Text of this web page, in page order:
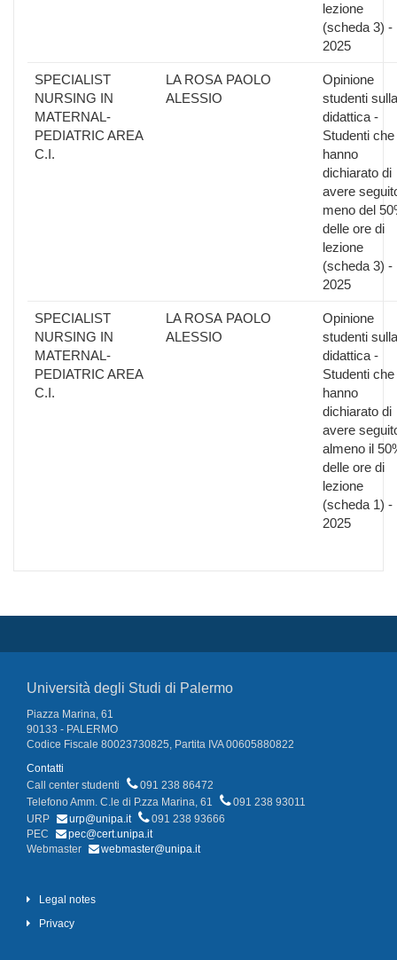
lezione
(scheda 3) -
2025
SPECIALIST
NURSING IN
MATERNAL-
PEDIATRIC AREA
C.I.
LA ROSA PAOLO
ALESSIO
Opinione
studenti sulla
didattica -
Studenti che
hanno
dichiarato di
avere
meno del
delle ore di
lezione
(scheda 3) -
2025
SPECIALIST
NURSING IN
MATERNAL-
PEDIATRIC AREA
C.I.
LA ROSA PAOLO
ALESSIO
Opinione
studenti sulla
didattica -
Studenti che
hanno
dichiarato di
avere
almeno il
delle ore di
lezione
(scheda 1) -
2025
Università degli Studi di Palermo
Piazza Marina, 61
90133 - PALERMO
Codice Fiscale 80023730825, Partita IVA 00605880822
Contatti
Call center studenti
091 238 86472
Telefono Amm. C.le di P.zza Marina, 61
091 238 93011
URP
urp@unipa.it
091 238 93666
PEC
pec@cert.unipa.it
Webmaster
webmaster@unipa.it
Legal notes
Privacy